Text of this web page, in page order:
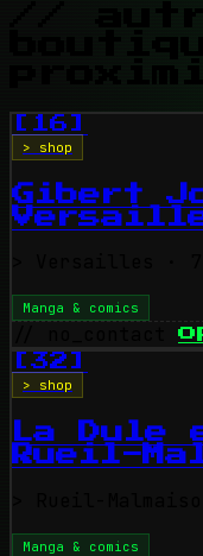
//
[16]
> shop
Gibert
Manga & comics
[32]
> shop
La Dule
Rueil-
Manga & comics